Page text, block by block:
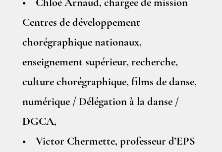
• Chloé Arnaud, chargée de mission
Centres de développement
chorégraphique nationaux,
enseignement supérieur, recherche,
culture chorégraphique, films de danse,
numérique / Délégation à la danse /
DGCA,
• Victor Chermette, professeur d’EPS